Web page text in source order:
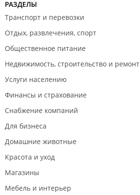
РАЗДЕЛЫ
Транспорт и перевозки
Отдых, развлечения, спорт
Общественное питание
Недвижимость, строительство и ремонт
Услуги населению
Финансы и страхование
Снабжение компаний
Для бизнеса
Домашние животные
Красота и уход
Магазины
Мебель и интерьер